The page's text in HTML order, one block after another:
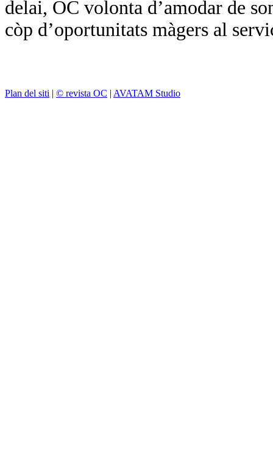
delai, OC volonta d’amodar de
còp d’oportunitats màgers al
Plan del siti | © revista OC | AVATAM Studio